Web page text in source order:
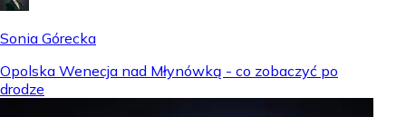
Sonia Górecka
Opolska Wenecja nad Młynówką - co zobaczyć po
drodze